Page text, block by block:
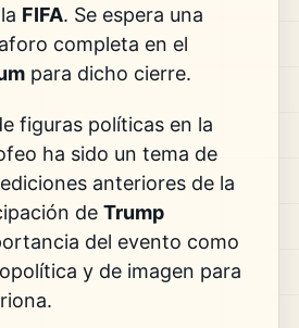
FIFA. Se espera una
completa en el
para dicho cierre.
figuras políticas en la
ha sido un tema de
anteriores de la
de Trump
del evento como
y de imagen para